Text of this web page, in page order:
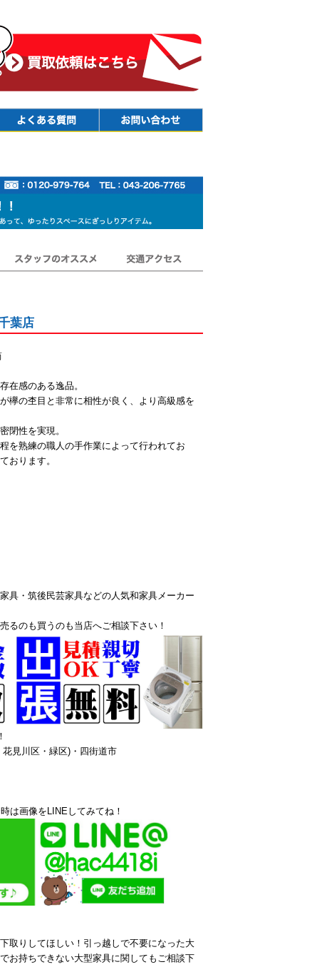
葉店
在感のある逸品。
欅の杢目と非常に相性が良く、より高級感を
閉性を実現。
を熟練の職人の手作業によって行われてお
おります。
具・筑後民芸家具などの人気和家具メーカー
るのも買うのも当店へご相談下さい！
見川区・緑区)・四街道市
は画像をLINEしてみてね！
取りしてほしい！引っ越しで不要になった大
お持ちできない大型家具に関してもご相談下